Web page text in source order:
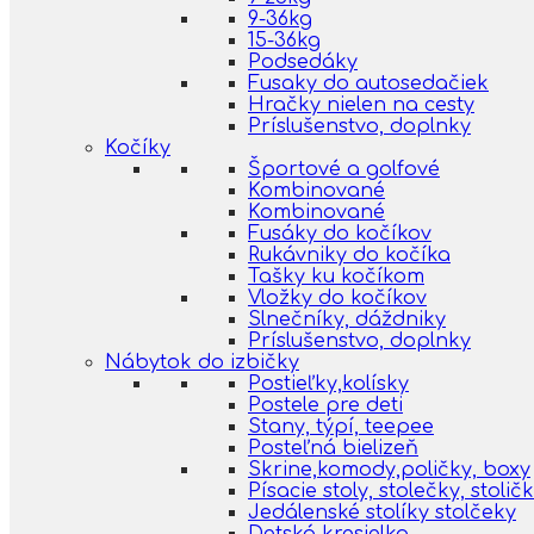
9-36kg
15-36kg
Podsedáky
Fusaky do autosedačiek
Hračky nielen na cesty
Príslušenstvo, doplnky
Kočíky
Športové a golfové
Kombinované
Kombinované
Fusáky do kočíkov
Rukávniky do kočíka
Tašky ku kočíkom
Vložky do kočíkov
Slnečníky, dáždniky
Príslušenstvo, doplnky
Nábytok do izbičky
Postieľky,kolísky
Postele pre deti
Stany, týpí, teepee
Posteľná bielizeň
Skrine,komody,poličky, boxy
Písacie stoly, stolečky,
Jedálenské stolíky stolčeky